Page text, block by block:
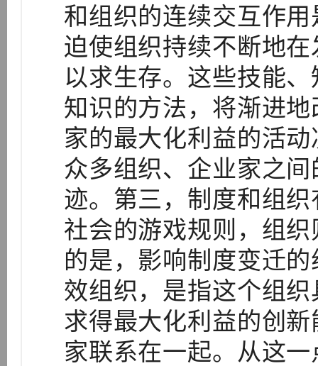
和组织的连续交互作
迫使组织持续不断地
以求生存。这些技能
知识的方法，将渐进
家的最大化利益的活
众多组织、企业家之
迹。第三，制度和组
社会的游戏规则，组
的是，影响制度变迁
效组织，是指这个组
求得最大化利益的创
家联系在一起。从这